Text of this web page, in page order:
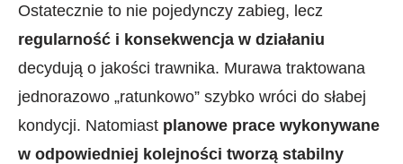
Ostatecznie to nie pojedynczy zabieg, lecz
regularność i konsekwencja w działaniu
decydują o jakości trawnika. Murawa traktowana
jednorazowo „ratunkowo” szybko wróci do słabej
kondycji. Natomiast planowe prace wykonywane
w odpowiedniej kolejności tworzą stabilny